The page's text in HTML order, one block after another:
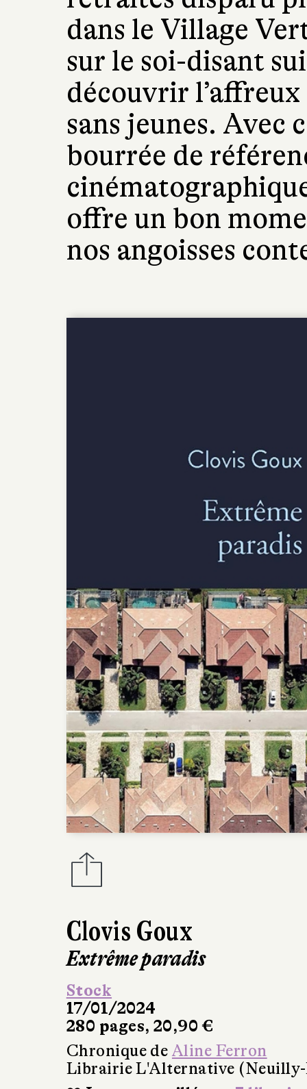
Clovis Goux
Extrême paradis
Stock
17/01/2024
280 pages, 20,90 €
Chronique de Aline Ferron
Librairie L'Alternative (Neuilly-
dans le Village
sur le soi-disant
découvrir
sans jeunes. Avec
bourrée de
offre un bon
nos angoisses